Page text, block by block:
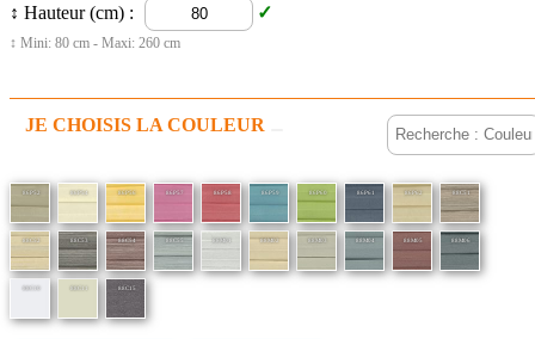
↕ Hauteur (cm) :
↕ Mini: 80 cm - Maxi: 260 cm
JE CHOISIS LA COULEUR
86P52 86P54 86P56 86P57 86P58 86P59 86P60 86P61 86P62 88C51
88C52 88C53 88C54 88C55 88M01 88M02 88M03 88M04 88M05 88M06
88C10 88C11 88C15